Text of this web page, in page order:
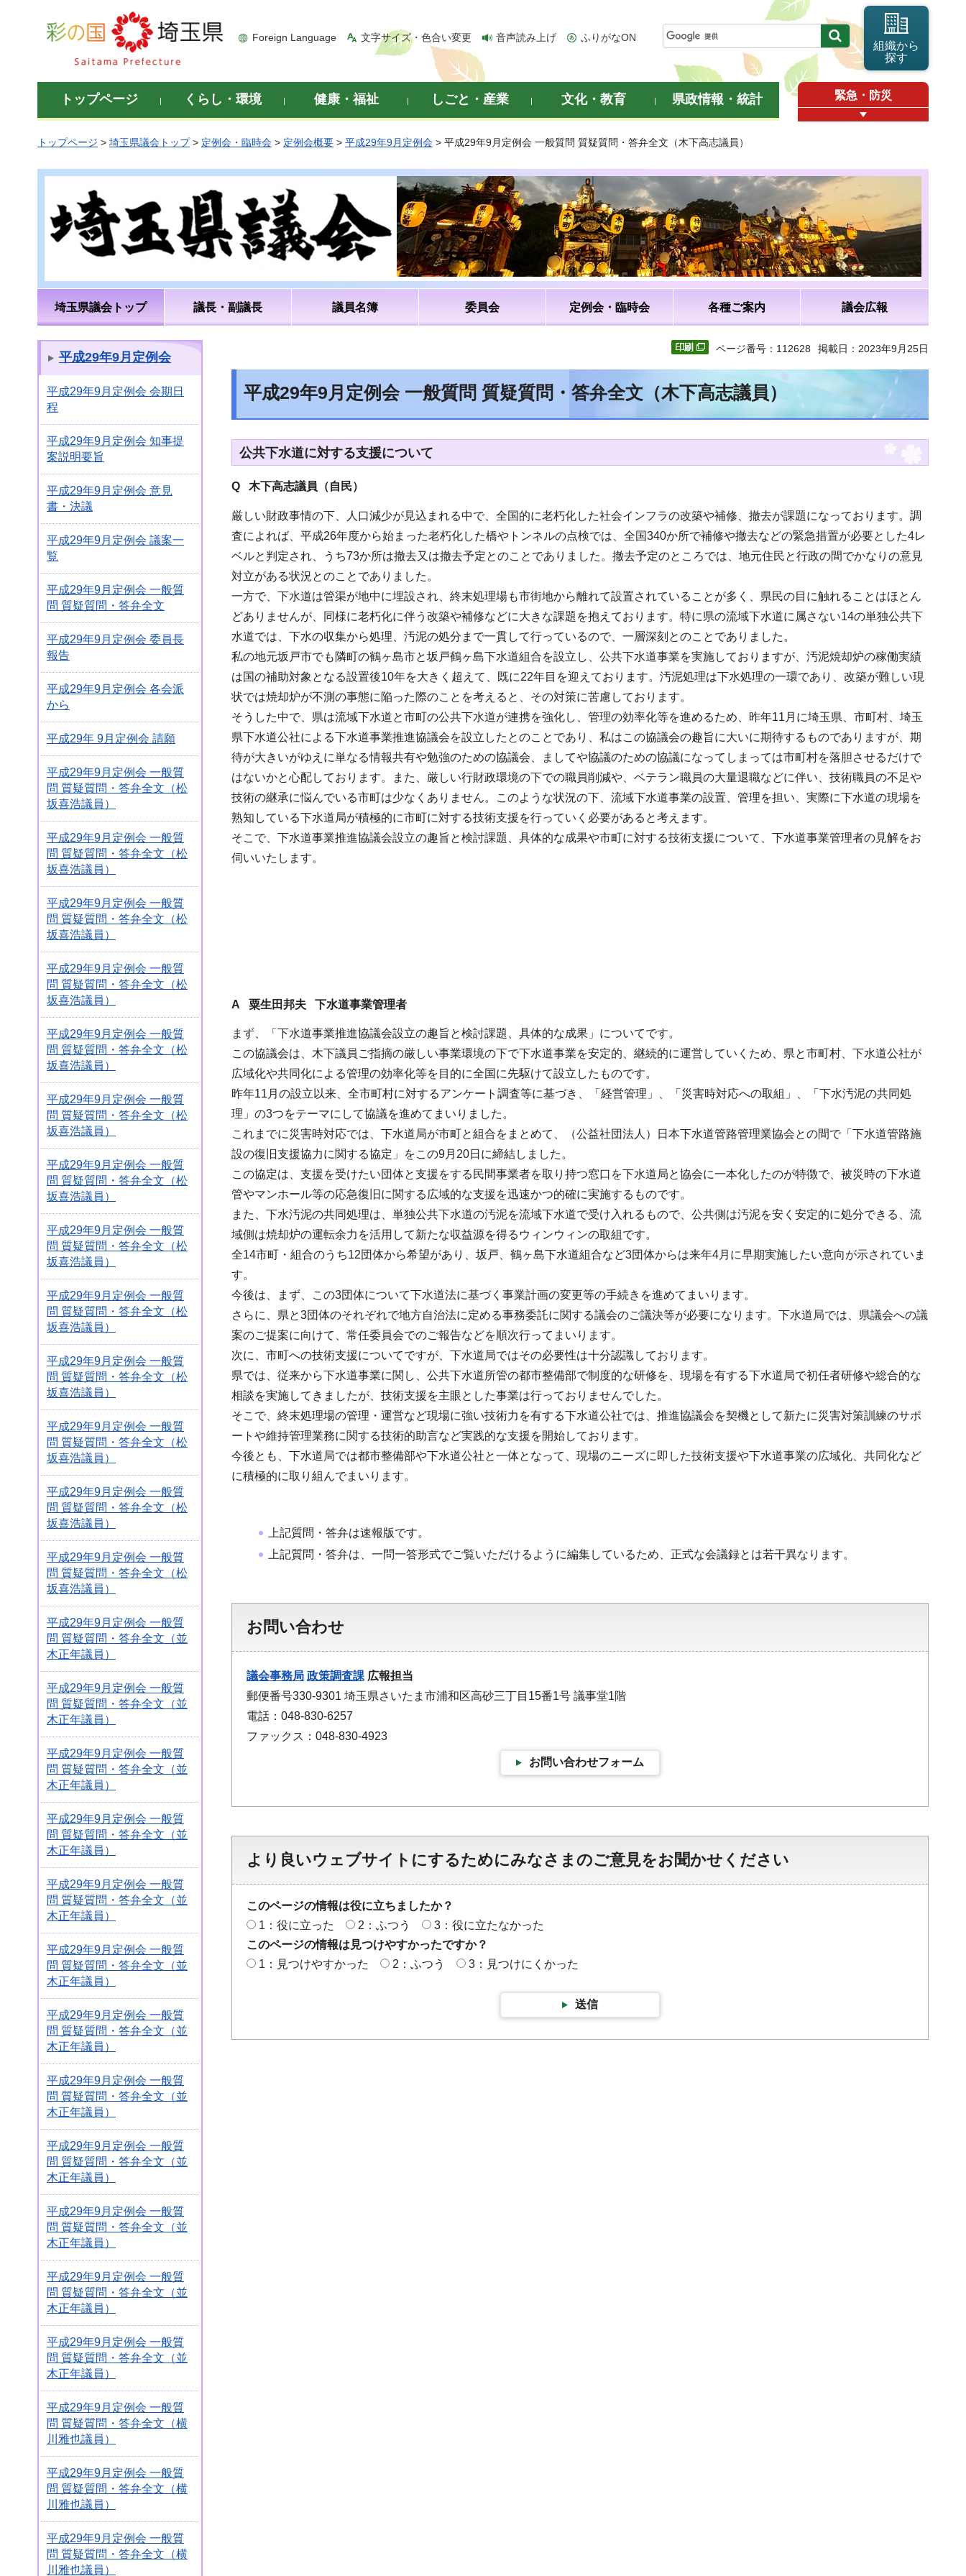
彩の国 埼玉県
Foreign Language 文字サイズ・色合い変更 音声読み上げ ふりがなON
組織から
探す
トップページ くらし・環境 健康・福祉 しごと・産業 文化・教育 県政情報・統計 緊急・防災
トップページ > 埼玉県議会トップ> 定例会・臨時会 > 定例会概要 > 平成29年9月定例会 > 平成29年9月定例会 一般質問 質疑質問・答弁全文（木下高志議員）
埼玉県議会トップ 議長・副議長 議員名簿 委員会 定例会・臨時会 各種ご案内 議会広報
平成29年9月定例会
平成29年9月定例会 会期日
程
平成29年9月定例会 知事提
案説明要旨
平成29年9月定例会 意見
書・決議
平成29年9月定例会 議案一
覧
平成29年9月定例会 一般質
問 質疑質問・答弁全文
平成29年9月定例会 委員長
報告
平成29年9月定例会 各会派
から
平成29年 9月定例会 請願
平成29年9月定例会 一般質
問 質疑質問・答弁全文（松
坂喜浩議員）
平成29年9月定例会 一般質
問 質疑質問・答弁全文（松
坂喜浩議員）
平成29年9月定例会 一般質
問 質疑質問・答弁全文（松
坂喜浩議員）
平成29年9月定例会 一般質
問 質疑質問・答弁全文（松
坂喜浩議員）
平成29年9月定例会 一般質
問 質疑質問・答弁全文（松
坂喜浩議員）
平成29年9月定例会 一般質
問 質疑質問・答弁全文（松
坂喜浩議員）
平成29年9月定例会 一般質
問 質疑質問・答弁全文（松
坂喜浩議員）
平成29年9月定例会 一般質
問 質疑質問・答弁全文（松
坂喜浩議員）
平成29年9月定例会 一般質
問 質疑質問・答弁全文（松
坂喜浩議員）
平成29年9月定例会 一般質
問 質疑質問・答弁全文（松
坂喜浩議員）
平成29年9月定例会 一般質
問 質疑質問・答弁全文（松
坂喜浩議員）
平成29年9月定例会 一般質
問 質疑質問・答弁全文（松
坂喜浩議員）
平成29年9月定例会 一般質
問 質疑質問・答弁全文（松
坂喜浩議員）
平成29年9月定例会 一般質
問 質疑質問・答弁全文（並
木正年議員）
平成29年9月定例会 一般質
問 質疑質問・答弁全文（並
木正年議員）
平成29年9月定例会 一般質
問 質疑質問・答弁全文（並
木正年議員）
平成29年9月定例会 一般質
問 質疑質問・答弁全文（並
木正年議員）
平成29年9月定例会 一般質
問 質疑質問・答弁全文（並
木正年議員）
平成29年9月定例会 一般質
問 質疑質問・答弁全文（並
木正年議員）
平成29年9月定例会 一般質
問 質疑質問・答弁全文（並
木正年議員）
平成29年9月定例会 一般質
問 質疑質問・答弁全文（並
木正年議員）
平成29年9月定例会 一般質
問 質疑質問・答弁全文（並
木正年議員）
平成29年9月定例会 一般質
問 質疑質問・答弁全文（並
木正年議員）
平成29年9月定例会 一般質
問 質疑質問・答弁全文（並
木正年議員）
平成29年9月定例会 一般質
問 質疑質問・答弁全文（並
木正年議員）
平成29年9月定例会 一般質
問 質疑質問・答弁全文（横
川雅也議員）
平成29年9月定例会 一般質
問 質疑質問・答弁全文（横
川雅也議員）
平成29年9月定例会 一般質
問 質疑質問・答弁全文（横
川雅也議員）
ページ番号：112628 掲載日：2023年9月25日
平成29年9月定例会 一般質問 質疑質問・答弁全文（木下高志議員）
公共下水道に対する支援について
Q 木下高志議員（自民）
厳しい財政事情の下、人口減少が見込まれる中で、全国的に老朽化した社会インフラの改築や補修、撤去が課題になっております。調
査によれば、平成26年度から始まった老朽化した橋やトンネルの点検では、全国340か所で補修や撤去などの緊急措置が必要とした4レ
ベルと判定され、うち73か所は撤去又は撤去予定とのことでありました。撤去予定のところでは、地元住民と行政の間でかなりの意見
対立がある状況とのことでありました。
一方で、下水道は管渠が地中に埋設され、終末処理場も市街地から離れて設置されていることが多く、県民の目に触れることはほとん
どありませんが、同様に老朽化に伴う改築や補修などに大きな課題を抱えております。特に県の流域下水道に属さない14の単独公共下
水道では、下水の収集から処理、汚泥の処分まで一貫して行っているので、一層深刻とのことでありました。
私の地元坂戸市でも隣町の鶴ヶ島市と坂戸鶴ヶ島下水道組合を設立し、公共下水道事業を実施しておりますが、汚泥焼却炉の稼働実績
は国の補助対象となる設置後10年を大きく超えて、既に22年目を迎えております。汚泥処理は下水処理の一環であり、改築が難しい現
状では焼却炉が不測の事態に陥った際のことを考えると、その対策に苦慮しております。
そうした中で、県は流域下水道と市町の公共下水道が連携を強化し、管理の効率化等を進めるため、昨年11月に埼玉県、市町村、埼玉
県下水道公社による下水道事業推進協議会を設立したとのことであり、私はこの協議会の趣旨に大いに期待するものでありますが、期
待が大きいがゆえに単なる情報共有や勉強のための協議会、ましてや協議のための協議になってしまっては市町村を落胆させるだけで
はないかと心配しております。また、厳しい行財政環境の下での職員削減や、ベテラン職員の大量退職などに伴い、技術職員の不足や
技術の継承に悩んでいる市町は少なくありません。このような状況の下、流域下水道事業の設置、管理を担い、実際に下水道の現場を
熟知している下水道局が積極的に市町に対する技術支援を行っていく必要があると考えます。
そこで、下水道事業推進協議会設立の趣旨と検討課題、具体的な成果や市町に対する技術支援について、下水道事業管理者の見解をお
伺いいたします。
A 粟生田邦夫 下水道事業管理者
まず、「下水道事業推進協議会設立の趣旨と検討課題、具体的な成果」についてです。
この協議会は、木下議員ご指摘の厳しい事業環境の下で下水道事業を安定的、継続的に運営していくため、県と市町村、下水道公社が
広域化や共同化による管理の効率化等を目的に全国に先駆けて設立したものです。
昨年11月の設立以来、全市町村に対するアンケート調査等に基づき、「経営管理」、「災害時対応への取組」、「下水汚泥の共同処
理」の3つをテーマにして協議を進めてまいりました。
これまでに災害時対応では、下水道局が市町と組合をまとめて、（公益社団法人）日本下水道管路管理業協会との間で「下水道管路施
設の復旧支援協力に関する協定」をこの9月20日に締結しました。
この協定は、支援を受けたい団体と支援をする民間事業者を取り持つ窓口を下水道局と協会に一本化したのが特徴で、被災時の下水道
管やマンホール等の応急復旧に関する広域的な支援を迅速かつ的確に実施するものです。
また、下水汚泥の共同処理は、単独公共下水道の汚泥を流域下水道で受け入れるもので、公共側は汚泥を安く安定的に処分できる、流
域側は焼却炉の運転余力を活用して新たな収益源を得るウィンウィンの取組です。
全14市町・組合のうち12団体から希望があり、坂戸、鶴ヶ島下水道組合など3団体からは来年4月に早期実施したい意向が示されていま
す。
今後は、まず、この3団体について下水道法に基づく事業計画の変更等の手続きを進めてまいります。
さらに、県と3団体のそれぞれで地方自治法に定める事務委託に関する議会のご議決等が必要になります。下水道局では、県議会への議
案のご提案に向けて、常任委員会でのご報告などを順次行ってまいります。
次に、市町への技術支援についてですが、下水道局ではその必要性は十分認識しております。
県では、従来から下水道事業に関し、公共下水道所管の都市整備部で制度的な研修を、現場を有する下水道局で初任者研修や総合的な
相談を実施してきましたが、技術支援を主眼とした事業は行っておりませんでした。
そこで、終末処理場の管理・運営など現場に強い技術力を有する下水道公社では、推進協議会を契機として新たに災害対策訓練のサポ
ートや維持管理業務に関する技術的助言など実践的な支援を開始しております。
今後とも、下水道局では都市整備部や下水道公社と一体となって、現場のニーズに即した技術支援や下水道事業の広域化、共同化など
に積極的に取り組んでまいります。
上記質問・答弁は速報版です。
上記質問・答弁は、一問一答形式でご覧いただけるように編集しているため、正式な会議録とは若干異なります。
お問い合わせ
議会事務局 政策調査課 広報担当
郵便番号330-9301 埼玉県さいたま市浦和区高砂三丁目15番1号 議事堂1階
電話：048-830-6257
ファックス：048-830-4923
お問い合わせフォーム
より良いウェブサイトにするためにみなさまのご意見をお聞かせください
このページの情報は役に立ちましたか？
1：役に立った
2：ふつう
3：役に立たなかった
このページの情報は見つけやすかったですか？
1：見つけやすかった
2：ふつう 3：見つけにくかった
送信